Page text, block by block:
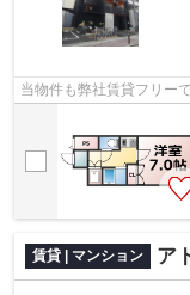
当物件も弊社賃貸フリー
賃貸 | マンション ア